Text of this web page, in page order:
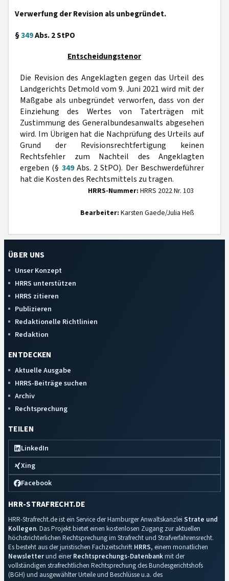
Verwerfung der Revision als unbegründet.
§349Abs. 2 StPO
Entscheidungstenor
Die Revision des Angeklagten gegen das Urteil des
Landgerichts Detmold vom 9. Juni 2021 wird mit der
Maßgabe als unbegründet verworfen, dass von der
Einziehung des Wertes von Taterträgen mit
Zustimmung des Generalbundesanwalts abgesehen
wird. Im Übrigen hat die Nachprüfung des Urteils auf
Grund der Revisionsrechtfertigung keinen
Rechtsfehler zum Nachteil des Angeklagten
ergeben (§ 349Abs. 2 StPO). Der Beschwerdeführer
hat die Kosten des Rechtsmittels zu tragen.
HRRS-Nummer: HRRS 2022 Nr. 103
Bearbeiter: Karsten Gaede/Julia Heß
ÜBER UNS
Unser Konzept
HRRS unterstützen
HRRS zitieren
Publizieren
Redaktionelle Richtlinien
Redaktion
ENTDECKEN
Aktuelle Ausgabe
HRRS-Beiträge suchen
Archiv
Rechtsprechung
TEILEN
LinkedIn
Xing
Facebook
HRR-STRAFRECHT.DE
HRR-Strafrecht.de ist ein Service der Hamburger Anwaltskanzlei Strate und
Kollegen. Das Projekt bietet einen kostenlosen Zugang zur aktuellen
höchstrichterlichen Rechtsprechung im Strafrecht und Strafverfahrensrecht.
Es besteht aus der juristischen Fachzeitschrift HRRS, einem monatlichen
Newsletterund einerRechtsprechungs-Datenbankmit der
vollständigen strafrechtlichen Rechtsprechung des Bundesgerichtshofs
(BGH) und ausgewählter Urteile und Beschlüsse u.a. des